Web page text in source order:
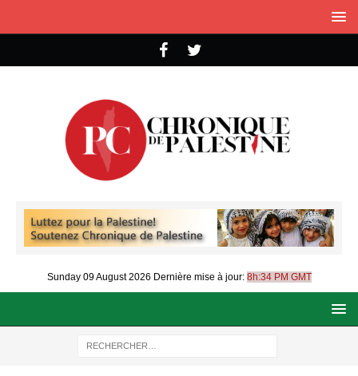
Sunday 09 August 2026 Dernière mise à jour: 8h:34 PM GMT